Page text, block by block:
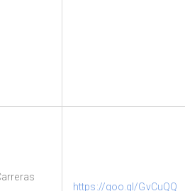
https://goo.gl/GvCuQQ